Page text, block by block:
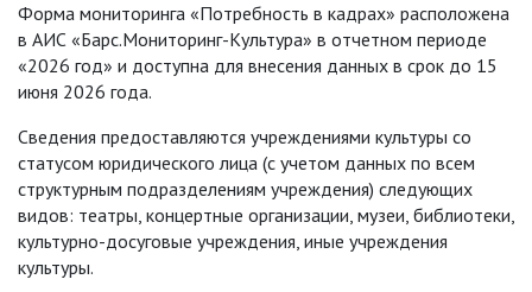
Форма мониторинга «Потребность в кадрах» расположена
в АИС «Барс.Мониторинг-Культура» в отчетном периоде
«2026 год» и доступна для внесения данных в срок до 15
июня 2026 года.
Сведения предоставляются учреждениями культуры со
статусом юридического лица (с учетом данных по всем
структурным подразделениям учреждения) следующих
видов: театры, концертные организации, музеи, библиотеки,
культурно-досуговые учреждения, иные учреждения
культуры.